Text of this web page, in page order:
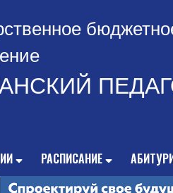
РАСПИСАНИЕ